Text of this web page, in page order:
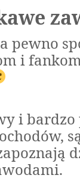
pewno
i
i bardzo